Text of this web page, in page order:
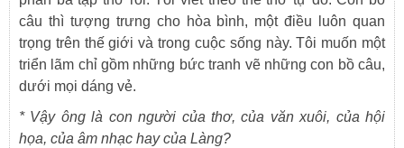
câu thì tượng trưng cho hòa bình, một điều luôn quan
trọng trên thế giới và trong cuộc sống này. Tôi muốn một
triển lãm chỉ gồm những bức tranh vẽ những con bồ câu,
dưới mọi dáng vẻ.
* Vậy ông là con người của thơ, của văn xuôi, của hội
họa, của âm nhạc hay của Làng?